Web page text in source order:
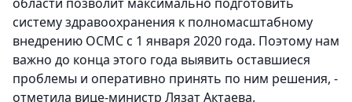
систему здравоохранения к полномасштабному
внедрению ОСМС с 1 января 2020 года. Поэтому нам
важно до конца этого года выявить оставшиеся
проблемы и оперативно принять по ним решения, -
отметила вице-министр Лязат Актаева.